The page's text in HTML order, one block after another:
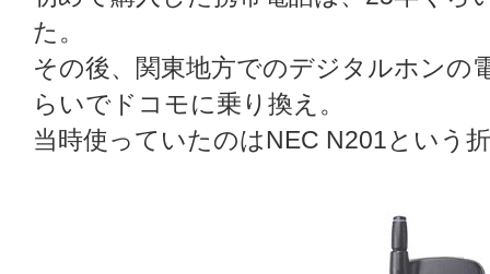
た。
その後、関東地方でのデジタルホンの
らいでドコモに乗り換え。
当時使っていたのはNEC N201という